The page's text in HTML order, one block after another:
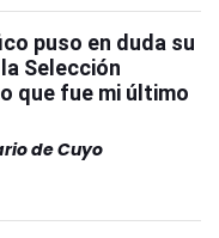
puso en duda su
Selección
que fue mi último
de Cuyo